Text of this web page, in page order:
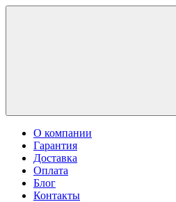
О компании
Гарантия
Доставка
Оплата
Блог
Контакты